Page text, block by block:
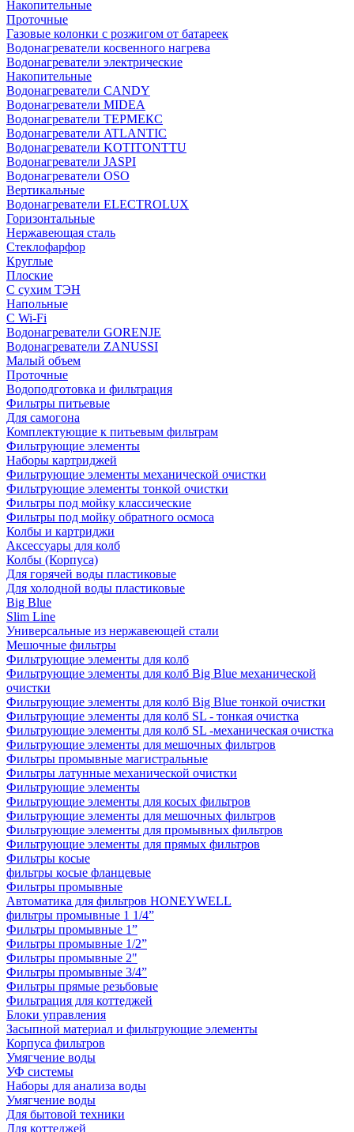
Накопительные
Проточные
Газовые колонки с розжигом от батареек
Водонагреватели косвенного нагрева
Водонагреватели электрические
Накопительные
Водонагреватели CANDY
Водонагреватели MIDEA
Водонагреватели ТЕРМЕКС
Водонагреватели ATLANTIC
Водонагреватели KOTITONTTU
Водонагреватели JASPI
Водонагреватели OSO
Вертикальные
Водонагреватели ELECTROLUX
Горизонтальные
Нержавеющая сталь
Стеклофарфор
Круглые
Плоские
С сухим ТЭН
Напольные
С Wi-Fi
Водонагреватели GORENJE
Водонагреватели ZANUSSI
Малый объем
Проточные
Водоподготовка и фильтрация
Фильтры питьевые
Для самогона
Комплектующие к питьевым фильтрам
Фильтрующие элементы
Наборы картриджей
Фильтрующие элементы механической очистки
Фильтрующие элементы тонкой очистки
Фильтры под мойку классические
Фильтры под мойку обратного осмоса
Колбы и картриджи
Аксессуары для колб
Колбы (Корпуса)
Для горячей воды пластиковые
Для холодной воды пластиковые
Big Blue
Slim Line
Универсальные из нержавеющей стали
Мешочные фильтры
Фильтрующие элементы для колб
Фильтрующие элементы для колб Big Blue механической
очистки
Фильтрующие элементы для колб Big Blue тонкой очистки
Фильтрующие элементы для колб SL - тонкая очистка
Фильтрующие элементы для колб SL -механическая очистка
Фильтрующие элементы для мешочных фильтров
Фильтры промывные магистральные
Фильтры латунные механической очистки
Фильтрующие элементы
Фильтрующие элементы для косых фильтров
Фильтрующие элементы для мешочных фильтров
Фильтрующие элементы для промывных фильтров
Фильтрующие элементы для прямых фильтров
Фильтры косые
фильтры косые фланцевые
Фильтры промывные
Автоматика для фильтров HONEYWELL
фильтры промывные 1 1/4”
Фильтры промывные 1”
Фильтры промывные 1/2”
Фильтры промывные 2"
Фильтры промывные 3/4”
Фильтры прямые резьбовые
Фильтрация для коттеджей
Блоки управления
Засыпной материал и фильтрующие элементы
Корпуса фильтров
Умягчение воды
УФ системы
Наборы для анализа воды
Умягчение воды
Для бытовой техники
Для коттеджей